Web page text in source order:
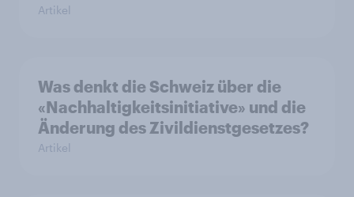
Artikel
Was denkt die Schweiz über die
«Nachhaltigkeitsinitiative» und die
Änderung des Zivildienstgesetzes?
Artikel